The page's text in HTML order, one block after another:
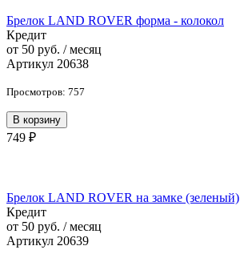
Брелок LAND ROVER форма - колокол
Кредит
от 50 руб. / месяц
Артикул 20638
Просмотров: 757
В корзину
749 ₽
Брелок LAND ROVER на замке (зеленый)
Кредит
от 50 руб. / месяц
Артикул 20639